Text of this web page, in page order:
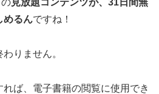
見放題コンテンツが、31日間無
めるんですね！
りません。
ば、電子書籍の閲覧に使用でき